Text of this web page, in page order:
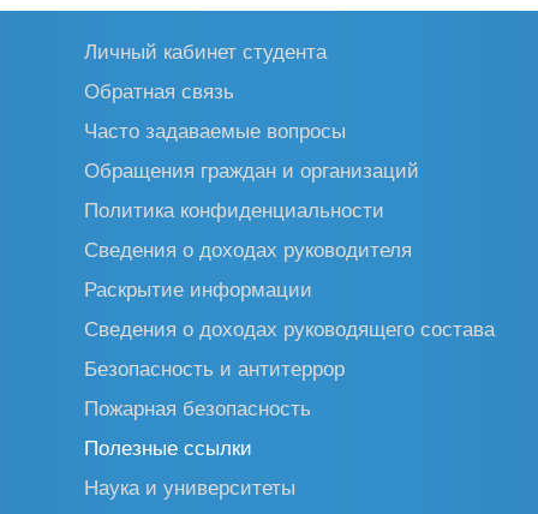
Личный кабинет студента
Обратная связь
Часто задаваемые вопросы
Обращения граждан и организаций
Политика конфиденциальности
Сведения о доходах руководителя
Раскрытие информации
Сведения о доходах руководящего состава
Безопасность и антитеррор
Пожарная безопасность
Полезные ссылки
Наука и университеты